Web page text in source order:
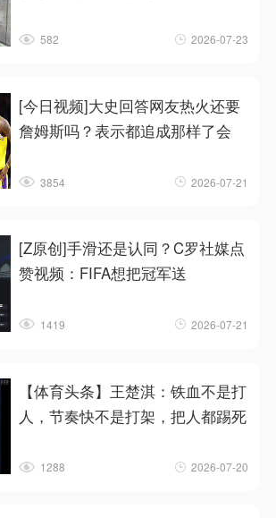
582 2026-07-23
[今日视频]大史回答网友热火还要
詹姆斯吗？表示都追成那样了会
3854 2026-07-21
[Z原创]手滑还是认同？C罗社媒点
赞视频：FIFA想把冠军送
1419 2026-07-21
【体育头条】王楚淇：铁血不是打
人，节奏快不是打架，把人都踢死
1288 2026-07-20